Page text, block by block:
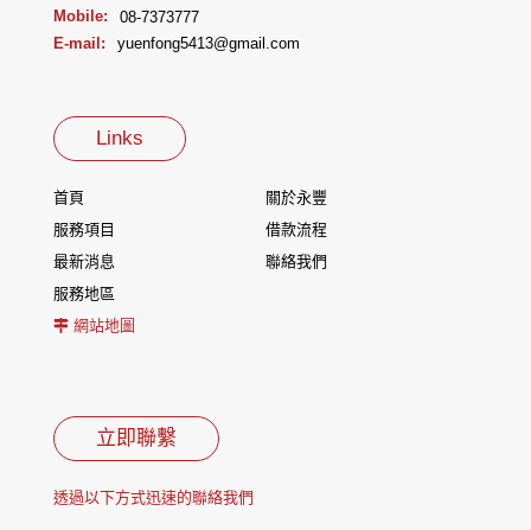
Mobile:
08-7373777
E-mail:
yuenfong5413@gmail.com
Links
首頁
關於永豐
服務項目
借款流程
最新消息
聯絡我們
服務地區
網站地圖
立即聯繫
透過以下方式迅速的聯絡我們